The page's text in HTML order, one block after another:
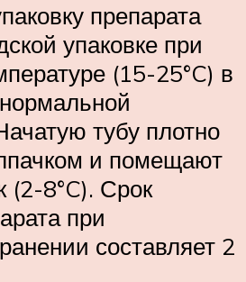
препарата
упаковке при
(15-25°C) в
тубу плотно
и помещают
(2-8°C). Срок
при
составляет 2